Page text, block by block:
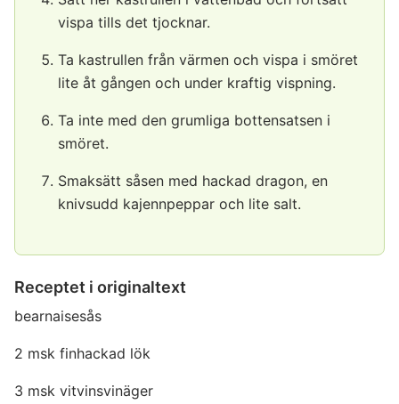
vispa tills det tjocknar.
Ta kastrullen från värmen och vispa i smöret
lite åt gången och under kraftig vispning.
Ta inte med den grumliga bottensatsen i
smöret.
Smaksätt såsen med hackad dragon, en
knivsudd kajennpeppar och lite salt.
Receptet i originaltext
bearnaisesås
2 msk finhackad lök
3 msk vitvinsvinäger